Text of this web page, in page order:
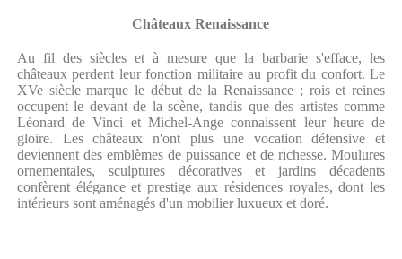
Châteaux Renaissance
Au fil des siècles et à mesure que la barbarie s'efface, les
châteaux perdent leur fonction militaire au profit du confort. Le
XVe siècle marque le début de la Renaissance ; rois et reines
occupent le devant de la scène, tandis que des artistes comme
Léonard de Vinci et Michel-Ange connaissent leur heure de
gloire. Les châteaux n'ont plus une vocation défensive et
deviennent des emblèmes de puissance et de richesse. Moulures
ornementales, sculptures décoratives et jardins décadents
confèrent élégance et prestige aux résidences royales, dont les
intérieurs sont aménagés d'un mobilier luxueux et doré.